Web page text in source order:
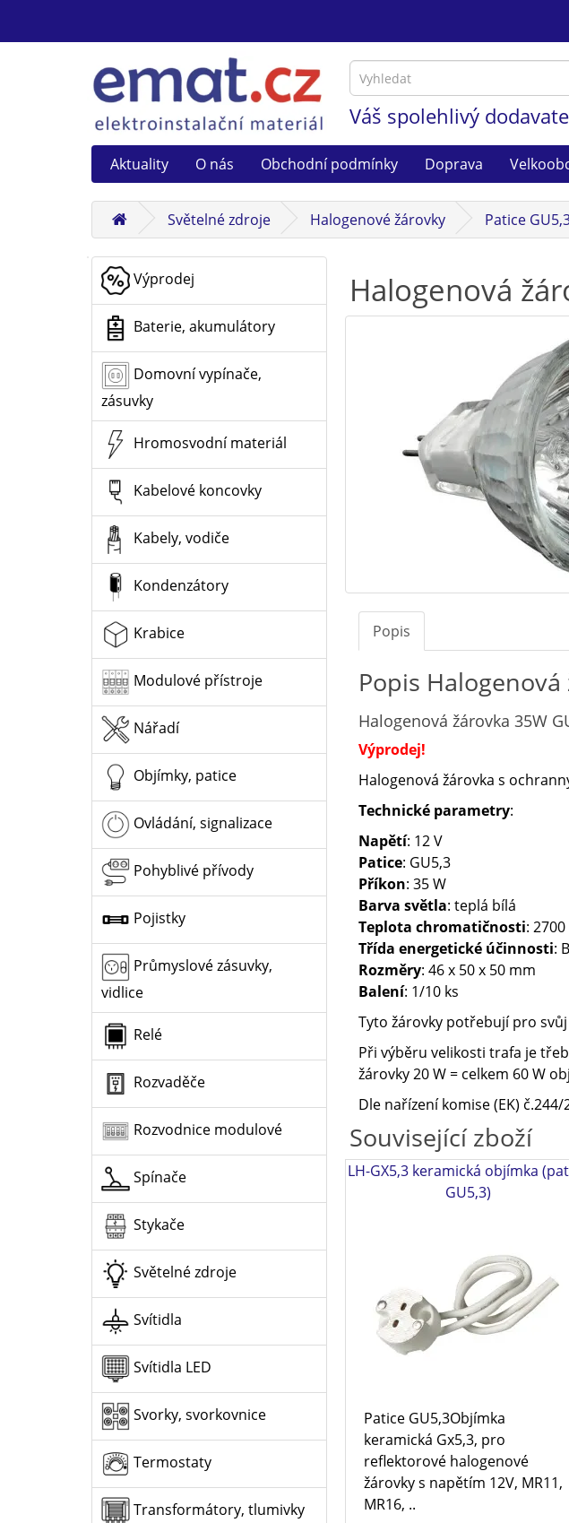
Váš spolehlivý
Aktuality O nás Obchodní podmínky Doprava
Světelné zdroje Halogenové žárovky Patice
Výprodej
Baterie, akumulátory
Domovní vypínače,
zásuvky
Hromosvodní materiál
Kabelové koncovky
Kabely, vodiče
Kondenzátory
Krabice
Modulové přístroje
Nářadí
Objímky, patice
Ovládání, signalizace
Pohyblivé přívody
Pojistky
Průmyslové zásuvky,
vidlice
Relé
Rozvaděče
Rozvodnice modulové
Spínače
Stykače
Světelné zdroje
Svítidla
Svítidla LED
Svorky, svorkovnice
Termostaty
Transformátory, tlumivky
Halogenová
Popis
Popis Halogenová
Halogenová žárovka 35W
Výprodej!
Halogenová žárovka s
Technické parametry:
Napětí: 12 V
Patice: GU5,3
Příkon: 35 W
Barva světla: teplá bílá
Teplota chromatičnosti: 2700
Třída energetické účinnosti: B
Rozměry: 46 x 50 x 50 mm
Balení: 1/10 ks
Tyto žárovky potřebují pro
Při výběru velikosti trafa je
žárovky 20 W = celkem 60 W
Dle nařízení komise (EK)
Související zboží
LH-GX5,3 keramická objímka
GU5,3)
Patice GU5,3Objímka
keramická Gx5,3, pro
reflektorové halogenové
žárovky s napětím 12V, MR11,
MR16, ..